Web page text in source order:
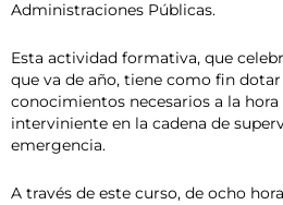
Administraciones Públicas.
Esta actividad formativa, que
que va de año, tiene como fin
conocimientos necesarios a la
interviniente en la cadena de
emergencia.
A través de este curso, de ocho